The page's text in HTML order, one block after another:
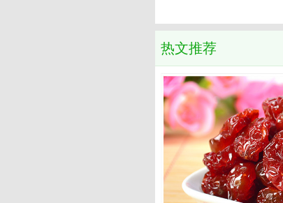
热文推荐